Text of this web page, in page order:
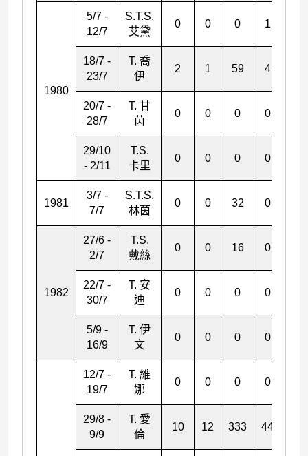
1980
5/7 -
12/7
S.T.S.
艾黛
0 0 0 1
18/7 -
23/7
T. 喬
伊
2 1 59 4
20/7 -
28/7
T. 甘
茵
0 0 0 0
29/10
- 2/11
T.S.
卡里
0 0 0 0
1981
3/7 -
7/7
S.T.S.
林茵
0 0 32 0
1982
27/6 -
2/7
T.S.
戴絲
0 0 16 0
22/7 -
30/7
T. 安
迪
0 0 0 0
5/9 -
16/9
T. 伊
文
0 0 0 0
12/7 -
19/7
T. 維
娜
0 0 0 0
29/8 -
9/9
T. 愛
倫
10 12 333 44